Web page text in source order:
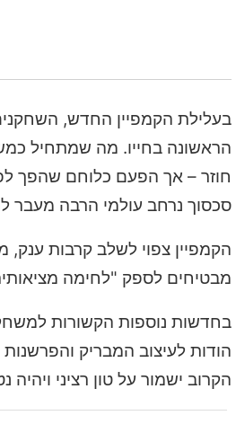
בעלילת הקמפיין החדש,
הראשונה בחייו. מה שמתחיל
חוזר – אך הפעם כלוחם שהפך
סכסוך נרחב עולמי הרבה מעבר
הקמפיין צפוי לשלב קרבות ענק,
מבטיחים לספק "לחימה
הודות לעיצוב המבריק
הקרוב ישמור על טון רציני